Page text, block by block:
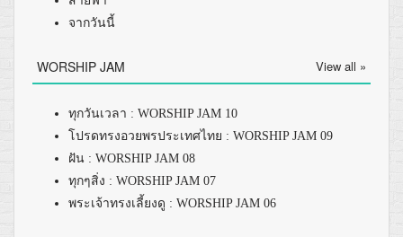
จากวันนี้
WORSHIP JAM View all »
ทุกวันเวลา : WORSHIP JAM 10
โปรดทรงอวยพรประเทศไทย : WORSHIP JAM 09
ฝัน : WORSHIP JAM 08
ทุกๆสิ่ง : WORSHIP JAM 07
พระเจ้าทรงเลี้ยงดู : WORSHIP JAM 06